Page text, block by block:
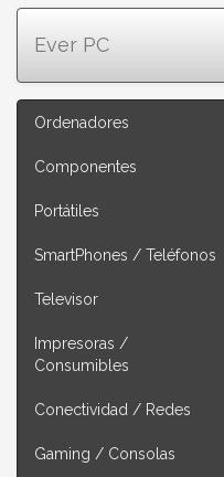
Ever PC
Ordenadores
Componentes
Portátiles
SmartPhones / Teléfonos
Televisor
Impresoras /
Consumibles
Conectividad / Redes
Gaming / Consolas